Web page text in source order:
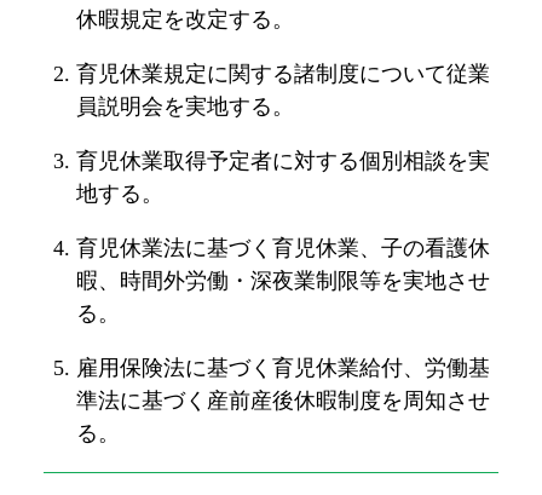
休暇規定を改定する。
育児休業規定に関する諸制度について従業
員説明会を実地する。
育児休業取得予定者に対する個別相談を実
地する。
育児休業法に基づく育児休業、子の看護休
暇、時間外労働・深夜業制限等を実地させ
る。
雇用保険法に基づく育児休業給付、労働基
準法に基づく産前産後休暇制度を周知させ
る。